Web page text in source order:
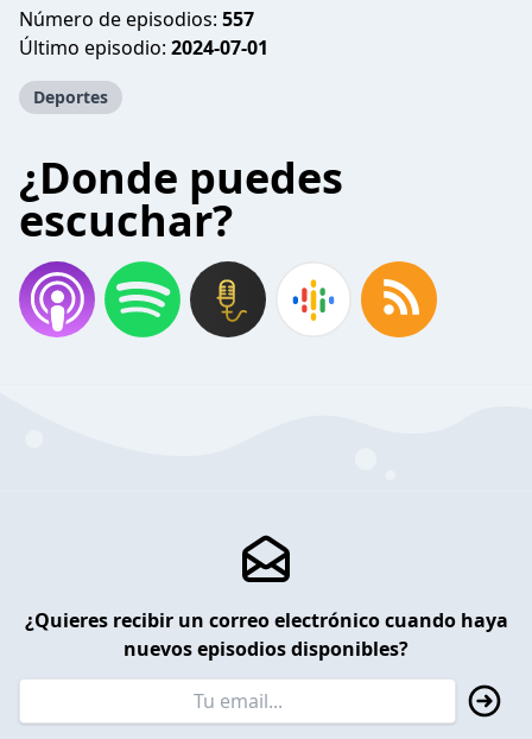
Número de episodios: 557
Último episodio: 2024-07-01
Deportes
¿Donde puedes
escuchar?
¿Quieres recibir un correo electrónico cuando haya
nuevos episodios disponibles?